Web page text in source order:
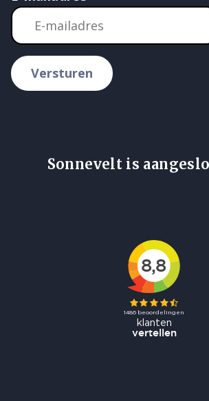
Versturen
Sonnevelt is